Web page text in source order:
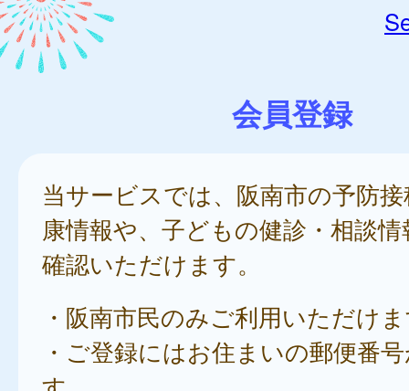
会員登録
当サービスでは、阪南市の予防
康情報や、子どもの健診・相談
確認いただけます。
・阪南市民のみご利用いただけ
・ご登録にはお住まいの郵便番